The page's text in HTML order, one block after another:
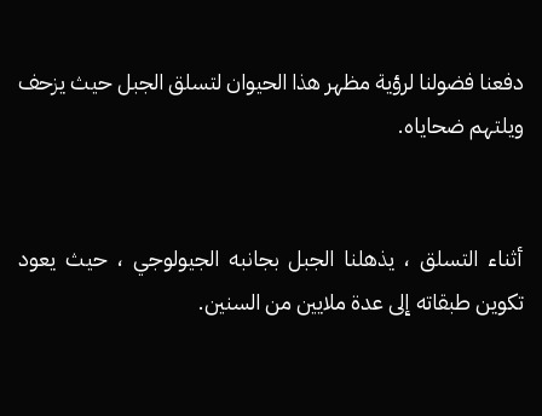
دفعنا فضولنا لرؤية مظهر هذا الحيوان لتسلق الجبل حيث يزحف
ويلتهم ضحاياه.
أثناء التسلق ، يذهلنا الجبل بجانبه الجيولوجي ، حيث يعود
تكوين طبقاته إلى عدة ملايين من السنين.